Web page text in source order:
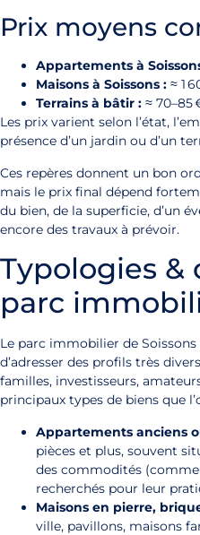
Prix moyens
Appartements à
Maisons à Soissons : ≈ 1
Terrains à bâtir : ≈ 70–85
Les prix varient selon l’état,
présence d’un jardin ou d’un
Ces repères donnent un bon
mais le prix final dépend
du bien, de la superficie, d’un
encore des travaux à prévoir.
Typologies &
parc
Le parc immobilier de
d’adresser des profils très
familles, investisseurs,
principaux types de biens que
Appartements anciens
pièces et plus, souvent
des commodités
recherchés pour leur
Maisons en pierre,
ville, pavillons, maisons